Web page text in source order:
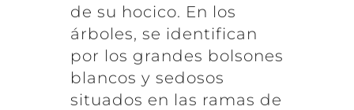
de su hocico. En los
árboles, se identifican
por los grandes bolsones
blancos y sedosos
situados en las ramas de